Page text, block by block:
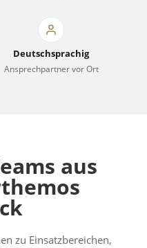
Deutschsprachig
Ansprechpartner vor Ort
aus
zu Einsatzbereichen,